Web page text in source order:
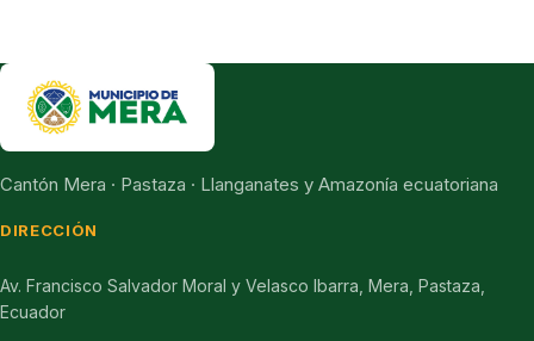
Cantón Mera · Pastaza · Llanganates y Amazonía ecuatoriana
DIRECCIÓN
Av. Francisco Salvador Moral y Velasco Ibarra, Mera, Pastaza,
Ecuador